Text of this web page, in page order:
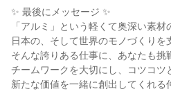
✨ 最後にメッセージ ✨
「アルミ」という軽くて奥深い素材
日本の、そして世界のモノづくりを
そんな誇りある仕事に、あなたも挑
チームワークを大切にし、コツコツ
新たな価値を一緒に創出してくれる